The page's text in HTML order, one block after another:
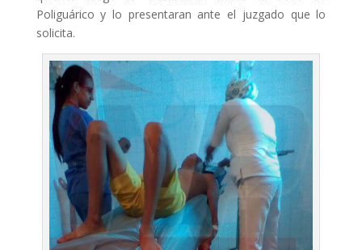
Poliguárico y lo presentaran ante el juzgado que lo
solicita.